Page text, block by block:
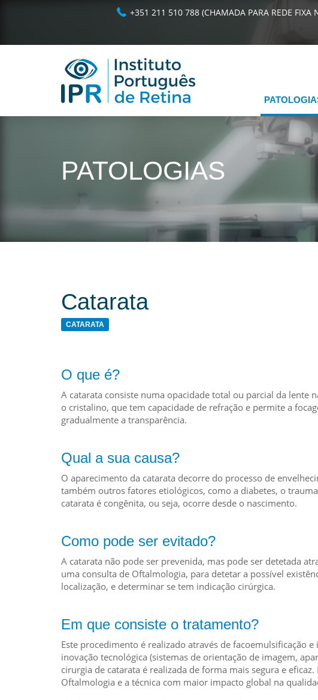
+351 211 510 788 (CHAMADA PARA REDE FIXA
PATOLOGIAS
Catarata
CATARATA
O que é?
A catarata consiste numa opacidade total ou parcial da lente
o cristalino, que tem capacidade de refração e permite a
gradualmente a transparência.
Qual a sua causa?
O aparecimento da catarata decorre do processo de
também outros fatores etiológicos, como a diabetes, o
catarata é congênita, ou seja, ocorre desde o nascimento.
Como pode ser evitado?
A catarata não pode ser prevenida, mas pode ser detetada
uma consulta de Oftalmologia, para detetar a possível
localização, e determinar se tem indicação cirúrgica.
Em que consiste o tratamento?
Este procedimento é realizado através de facoemulsificação
inovação tecnológica (sistemas de orientação de imagem,
cirurgia de catarata é realizada de forma mais segura e
Oftalmologia e a técnica com maior impacto global na